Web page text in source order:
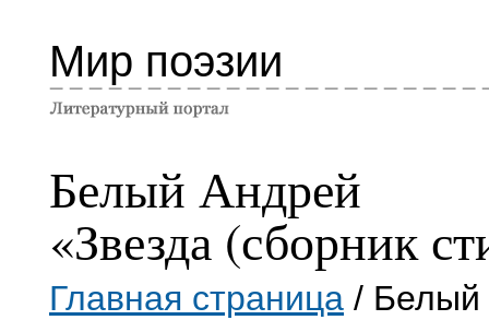
Мир поэзии
Белый Андрей
«Звезда (сборник
Главная страница / Белый